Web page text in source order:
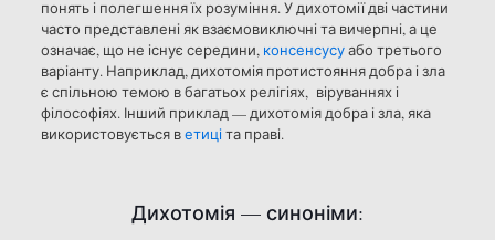
понять і полегшення їх розуміння. У дихотомії дві частини
часто представлені як взаємовиключні та вичерпні, а це
означає, що не існує середини, консенсусуабо третього
варіанту. Наприклад, дихотомія протистояння добра і зла
є спільною темою в багатьох релігіях, віруваннях і
філософіях. Інший приклад — дихотомія добра і зла, яка
використовується ветиціта праві.
Дихотомія — синоніми: